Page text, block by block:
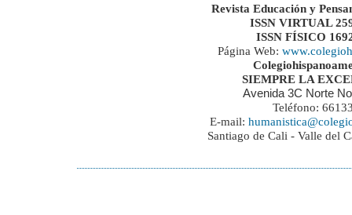
Revista Educación y
ISSN VIRTUAL
ISSN FÍSICO
Página Web:
SIEMPRE LA
Avenida 3C Norte
Teléfono:
E-mail:
Santiago de Cali - Valle del